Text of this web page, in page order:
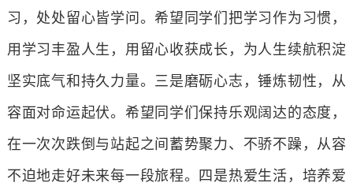
习，处处留心皆学问。希望同学们把学习作为习惯，
用学习丰盈人生，用留心收获成长，为人生续航积淀
坚实底气和持久力量。三是磨砺心志，锤炼韧性，从
容面对命运起伏。希望同学们保持乐观阔达的态度，
在一次次跌倒与站起之间蓄势聚力、不骄不躁，从容
不迫地走好未来每一段旅程。四是热爱生活，培养爱